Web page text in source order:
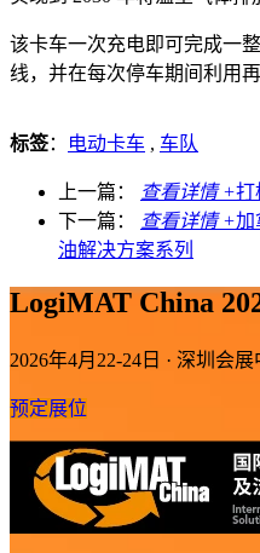
该卡车一次充电即可完成一
线，并在每次停车期间利用
标签： 电动卡车 , 车队
上一篇： 查看详情 +打
下一篇：
查看详情 +加
油解决方案系列
LogiMAT China
2026年4月22-24日 · 深圳会展
预定展位